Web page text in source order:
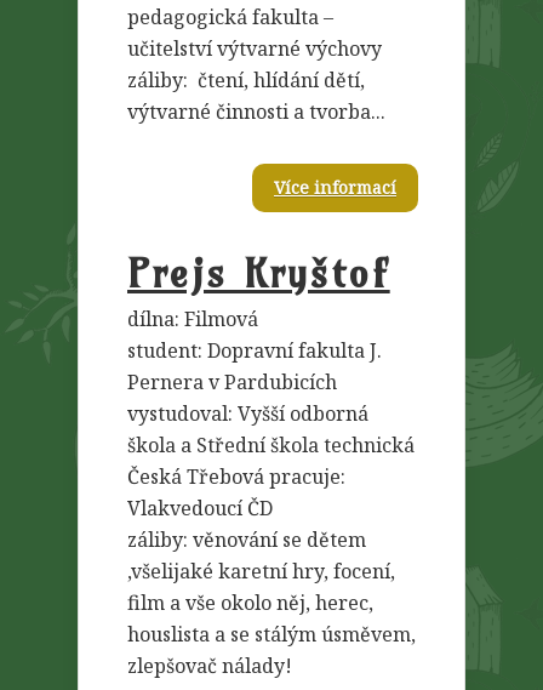
pedagogická fakulta –
učitelství výtvarné výchovy
záliby: čtení, hlídání dětí,
výtvarné činnosti a tvorba...
Více informací
Prejs Kryštof
dílna: Filmová
student: Dopravní fakulta J.
Pernera v Pardubicích
vystudoval: Vyšší odborná
škola a Střední škola technická
Česká Třebová pracuje:
Vlakvedoucí ČD
záliby: věnování se dětem
,všelijaké karetní hry, focení,
film a vše okolo něj, herec,
houslista a se stálým úsměvem,
zlepšovač nálady!